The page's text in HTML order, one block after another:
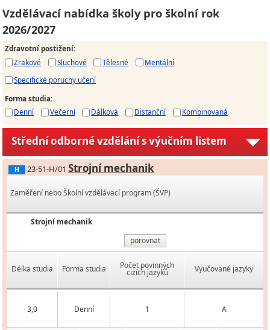
Vzdělávací nabídka školy pro školní rok
2026/2027
Zdravotní postižení:
Zrakové
Sluchové Tělesné
Mentální
Specifické poruchy učení
Forma studia:
Denní
Večerní Dálková Distanční Kombinovaná
Střední odborné vzdělání s výučním listem
H 23-51-H/01 Strojní mechanik
Zaměření nebo Školní vzdělávací program (ŠVP)
Strojní mechanik
porovnat
Délka studia Forma studia Počet povinných
cizích jazyků Vyučované jazyky
3,0 Denní 1 A